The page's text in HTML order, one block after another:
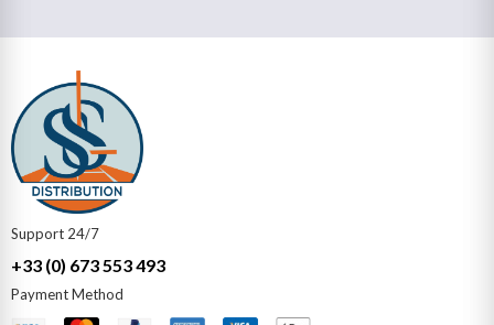
Support 24/7
+33 (0) 673 553 493
Payment Method​